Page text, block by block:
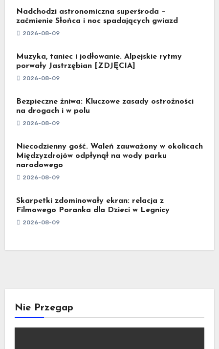
Nadchodzi astronomiczna superśroda –
zaćmienie Słońca i noc spadających gwiazd
2026-08-09
Muzyka, taniec i jodłowanie. Alpejskie rytmy
porwały Jastrzębian [ZDJĘCIA]
2026-08-09
Bezpieczne żniwa: Kluczowe zasady ostrożności
na drogach i w polu
2026-08-09
Niecodzienny gość. Waleń zauważony w okolicach
Międzyzdrojów odpłynął na wody parku
narodowego
2026-08-09
Skarpetki zdominowały ekran: relacja z
Filmowego Poranka dla Dzieci w Legnicy
2026-08-09
Nie Przegap